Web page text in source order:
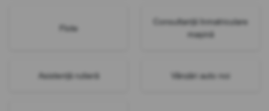
Flote
Consultanță înmatriculare
mașină
Asistență rutieră Vânzări auto noi